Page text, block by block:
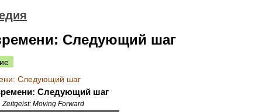
Следующий шаг
Следующий шаг
Следующий шаг
Zeitgeist: Moving Forward